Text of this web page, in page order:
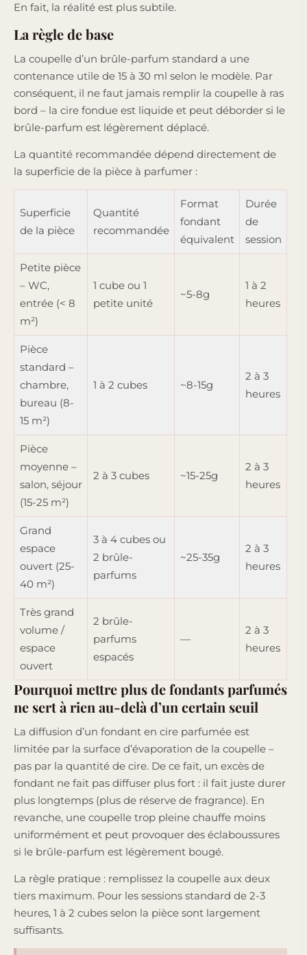
En fait, la réalité est plus subtile.
La règle de base
La coupelle d’un brûle-parfum standard a une
contenance utile de 15 à 30 ml selon le modèle. Par
conséquent, il ne faut jamais remplir la coupelle à ras
bord – la cire fondue est liquide et peut déborder si le
brûle-parfum est légèrement déplacé.
La quantité recommandée dépend directement de
la superficie de la pièce à parfumer :
Superficie
de la pièce
Quantité
recommandée
Format
fondant
équivalent
Durée
de
session
Petite pièce
– WC,
entrée (< 8
m²)
1 cube ou 1
petite unité
~5-8g
1 à 2
heures
Pièce
standard –
chambre,
bureau (8-
15 m²)
1 à 2 cubes ~8-15g
2 à 3
heures
Pièce
moyenne –
salon, séjour
(15-25 m²)
2 à 3 cubes ~15-25g
2 à 3
heures
Grand
espace
ouvert (25-
40 m²)
3 à 4 cubes ou
2 brûle-
parfums
~25-35g
2 à 3
heures
Très grand
volume /
espace
ouvert
2 brûle-
parfums
espacés
—
2 à 3
heures
Pourquoi mettre plus de fondants parfumés
ne sert à rien au-delà d’un certain seuil
La diffusion d’un fondant en cire parfumée est
limitée par la surface d’évaporation de la coupelle –
pas par la quantité de cire. De ce fait, un excès de
fondant ne fait pas diffuser plus fort : il fait juste durer
plus longtemps (plus de réserve de fragrance). En
revanche, une coupelle trop pleine chauffe moins
uniformément et peut provoquer des éclaboussures
si le brûle-parfum est légèrement bougé.
La règle pratique : remplissez la coupelle aux deux
tiers maximum. Pour les sessions standard de 2-3
heures, 1 à 2 cubes selon la pièce sont largement
suffisants.